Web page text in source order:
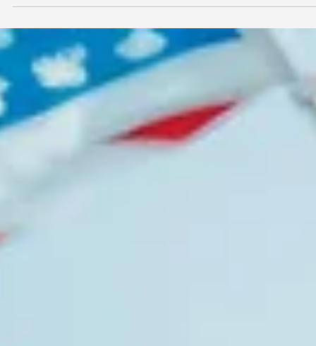
2025
¡Hola a todos! En IAS Illinois estamos comprometidos con
apoyarte en tu proceso de inmigración. Si eres un solicitante
asilo o estás...